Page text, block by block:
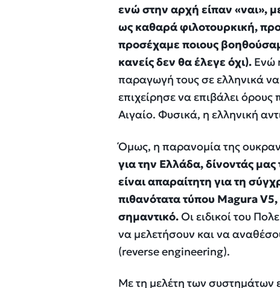
ενώ στην αρχή είπαν «ναι»,
ως καθαρά φιλοτουρκική,
προσέχαμε ποιους
κανείς δεν θα έλεγε όχι). Ενώ
παραγωγή τους σε ελληνικά
επιχείρησε να επιβάλει όρους
Αιγαίο. Φυσικά, η ελληνική
Όμως, η παρανομία της
για την Ελλάδα, δίνοντάς
είναι απαραίτητη για τη
πιθανότατα τύπου Magura V5,
σημαντικό.Οι ειδικοί του
να μελετήσουν και να
(reverse engineering).
Με τη μελέτη των συστημάτων